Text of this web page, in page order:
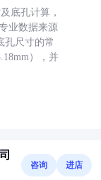
底孔计算，
业数据来源
孔尺寸的常
），并
咨询 进店